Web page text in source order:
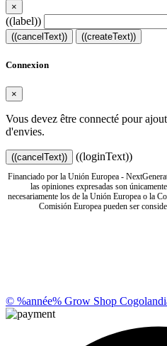
×
((label))
((cancelText)) ((createText))
Connexion
×
Vous devez être connecté pour
d'envies.
((cancelText)) ((loginText))
Financiado por la Unión Europea -
las opiniones expresadas son
necesariamente los de la Unión Europea o la
Comisión Europea pueden ser
© %année% Grow Shop